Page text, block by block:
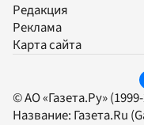
Редакция
Реклама
Карта сайта
© АО «Газета.Ру»
Название: Газета.Ru